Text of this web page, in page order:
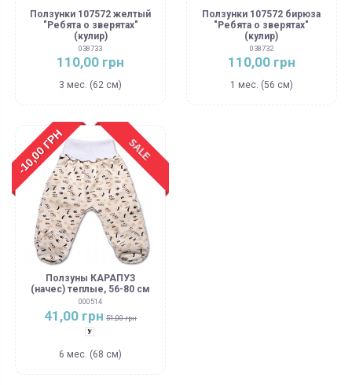
Ползунки 107572 желтый
"Ребята о зверятах"
(кулир)
038733
110,00 грн
3 мес. (62 см)
Ползунки 107572 бирюза
"Ребята о зверятах"
(кулир)
038732
110,00 грн
1 мес. (56 см)
SALE
-10,00 ГРН
Ползуны КАРАПУЗ
(начес) теплые, 56-80 см
000514
41,00 грн 51,00 грн
Разноцвет унисекс
6 мес. (68 см)